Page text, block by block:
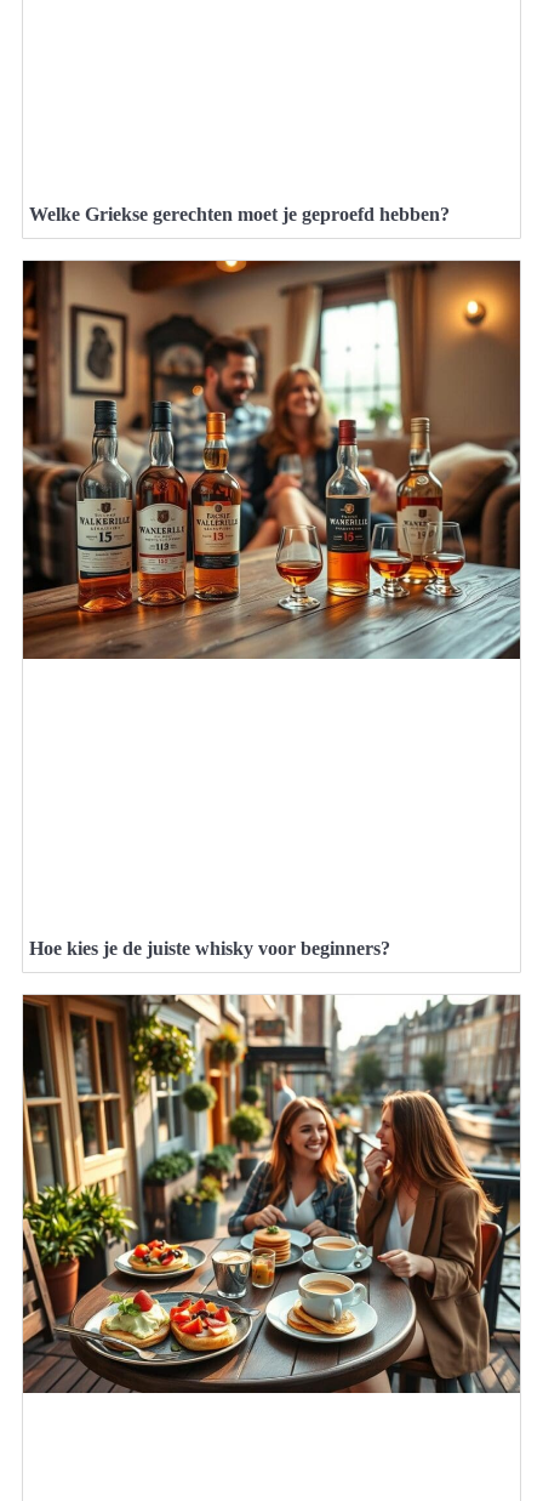
Welke Griekse gerechten moet je geproefd hebben?
Hoe kies je de juiste whisky voor beginners?